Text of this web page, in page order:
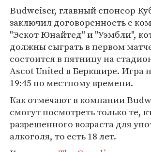
Budweiser, главный спонсор
заключил договоренность с
"Эскот Юнайтед" и "Уэмбли",
должны сыграть в первом
состоится в пятницу на
Ascot United в Беркшире. Игра
19:45 по местному времени.
Как отмечают в компании
смогут посмотреть только те,
разрешенного возраста для
алкоголя, то есть 18 лет.